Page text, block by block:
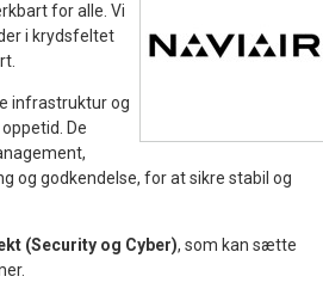
for alle. Vi
i krydsfeltet
infrastruktur og
De
og godkendelse, for at sikre stabil og
(Security og Cyber), som kan sætte